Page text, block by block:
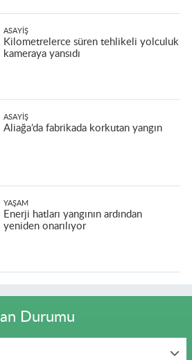
ASAYIŞ
Kilometrelerce süren tehlikeli yolculuk
kameraya yansıdı
ASAYIŞ
Aliağa’da fabrikada korkutan yangın
YAŞAM
Enerji hatları yangının ardından
yeniden onarılıyor
Durumu